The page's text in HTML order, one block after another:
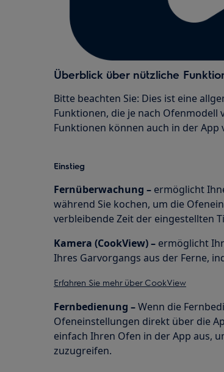
Überblick über nützliche
Bitte beachten Sie: Dies ist eine
Funktionen, die je nach
Funktionen können auch in der App
Einstieg
Fernüberwachung – ermöglicht
während Sie kochen, um die
verbleibende Zeit der eingestellten
Kamera (CookView) – ermöglicht
Ihres Garvorgangs aus der Ferne,
Erfahren Sie mehr über CookView
Fernbedienung –Wenn die
Ofeneinstellungen direkt über die
einfach Ihren Ofen in der App aus,
zuzugreifen.